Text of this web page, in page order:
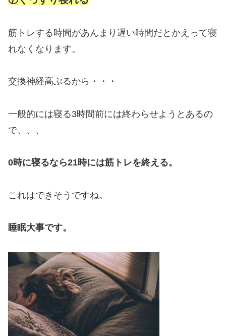
筋トレする時間があんまり遅い時間だとかえって寝
れなくなります。
交換神経高ぶるから・・・
一般的には寝る3時間前には終わらせようとあるの
で、、、
0時に寝るなら21時には筋トレを終える。
これはできそうですね。
睡眠大事です。